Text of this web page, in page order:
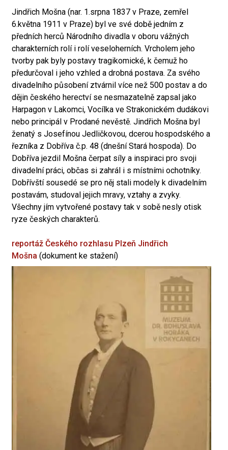
Jindřich Mošna (nar. 1.srpna 1837 v Praze, zemřel
6.května 1911 v Praze) byl ve své době jedním z
předních herců Národního divadla v oboru vážných
charakterních rolí i rolí veseloherních. Vrcholem jeho
tvorby pak byly postavy tragikomické, k čemuž ho
předurčoval i jeho vzhled a drobná postava. Za svého
divadelního působení ztvárnil více než 500 postav a do
dějin českého herectví se nesmazatelně zapsal jako
Harpagon v Lakomci, Vocílka ve Strakonickém dudákovi
nebo principál v Prodané nevěstě. Jindřich Mošna byl
ženatý s Josefínou Jedličkovou, dcerou hospodského a
řezníka z Dobříva č.p. 48 (dnešní Stará hospoda). Do
Dobříva jezdil Mošna čerpat síly a inspiraci pro svoji
divadelní práci, občas si zahrál i s místními ochotníky.
Dobřívští sousedé se pro něj stali modely k divadelním
postavám, studoval jejich mravy, vztahy a zvyky.
Všechny jím vytvořené postavy tak v sobě nesly otisk
ryze českých charakterů.
reportáž Českého rozhlasu Plzeň Jindřich
Mošna (dokument ke stažení)